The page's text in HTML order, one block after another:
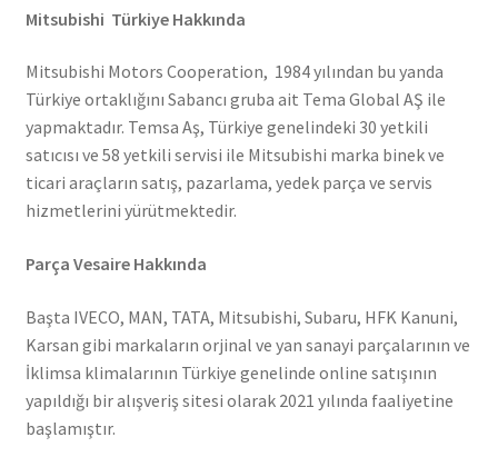
Mitsubishi Türkiye Hakkında
Mitsubishi Motors Cooperation, 1984 yılından bu yanda
Türkiye ortaklığını Sabancı gruba ait Tema Global AŞ ile
yapmaktadır. Temsa Aş, Türkiye genelindeki 30 yetkili
satıcısı ve 58 yetkili servisi ile Mitsubishi marka binek ve
ticari araçların satış, pazarlama, yedek parça ve servis
hizmetlerini yürütmektedir.
Parça Vesaire Hakkında
Başta IVECO, MAN, TATA, Mitsubishi, Subaru, HFK Kanuni,
Karsan gibi markaların orjinal ve yan sanayi parçalarının ve
İklimsa klimalarının Türkiye genelinde online satışının
yapıldığı bir alışveriş sitesi olarak 2021 yılında faaliyetine
başlamıştır.